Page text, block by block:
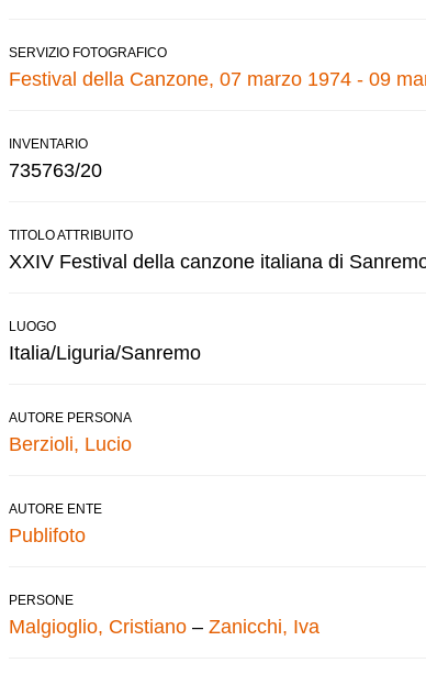
SERVIZIO FOTOGRAFICO
Festival della Canzone, 07 marzo 1974 - 09
INVENTARIO
735763/20
TITOLO ATTRIBUITO
XXIV Festival della canzone italiana di
LUOGO
Italia/Liguria/Sanremo
AUTORE PERSONA
Berzioli, Lucio
AUTORE ENTE
Publifoto
PERSONE
Malgioglio, Cristiano – Zanicchi, Iva